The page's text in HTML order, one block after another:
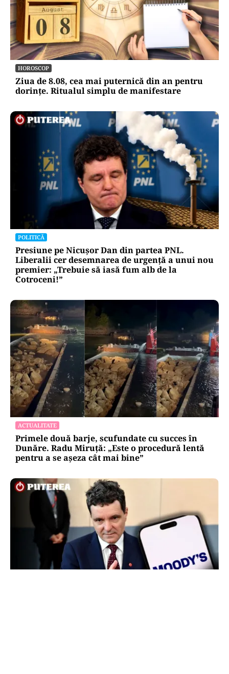
HOROSCOP
Ziua de 8.08, cea mai puternică din an pentru
dorințe. Ritualul simplu de manifestare
POLITICĂ
Presiune pe Nicușor Dan din partea PNL.
Liberalii cer desemnarea de urgență a unui nou
premier: „Trebuie să iasă fum alb de la
Cotroceni!”
ACTUALITATE
Primele două barje, scufundate cu succes în
Dunăre. Radu Miruță: „Este o procedură lentă
pentru a se așeza cât mai bine”